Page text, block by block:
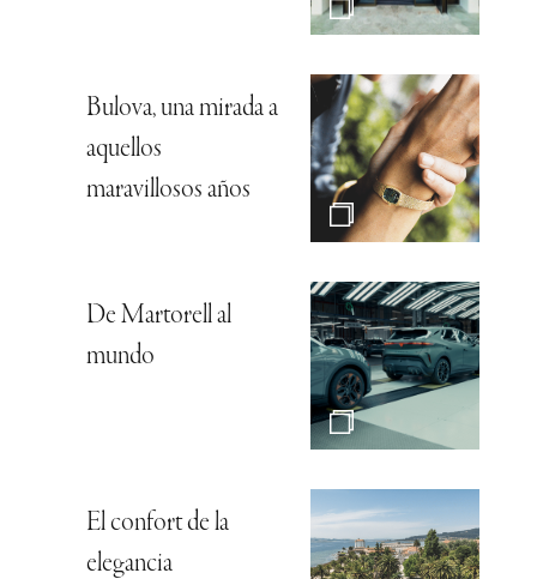
Bulova, una mirada a
aquellos
maravillosos años
De Martorell al
mundo
El confort de la
elegancia